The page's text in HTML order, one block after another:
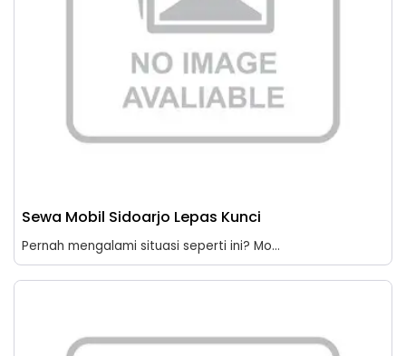
Sewa Mobil Sidoarjo Lepas Kunci
Pernah mengalami situasi seperti ini? Mo...